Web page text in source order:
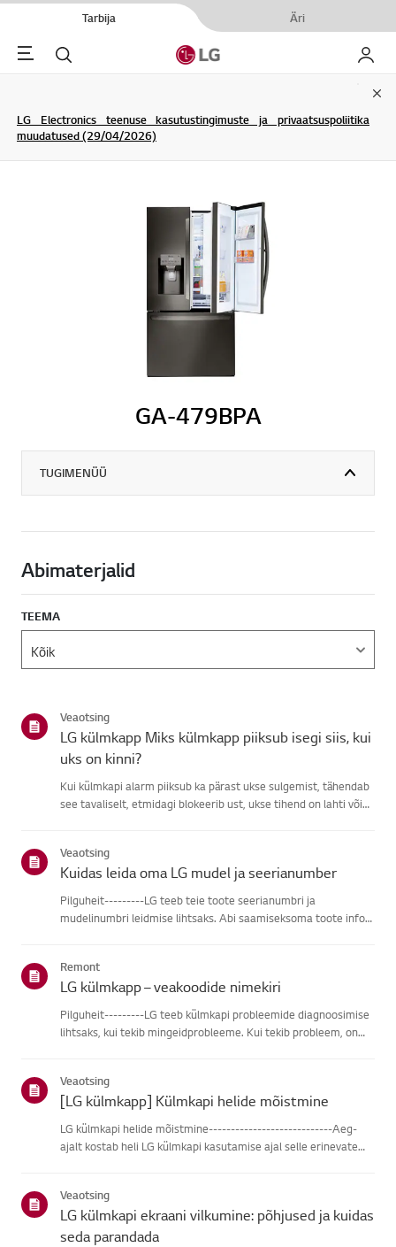
Tarbija Äri
Menu Otsi Minu
LG Electronics teenuse kasutustingimuste ja privaatsuspoliitika
muudatused (29/04/2026)
GA-479BPA
TUGIMENÜÜ
Abimaterjalid
TEEMA
Veaotsing
LG külmkapp Miks külmkapp piiksub isegi siis, kui
uks on kinni?
Kui külmkapi alarm piiksub ka pärast ukse sulgemist, tähendab
see tavaliselt, etmidagi blokeerib ust, ukse tihend on lahti või
Veaotsing
Kuidas leida oma LG mudel ja seerianumber
Pilguheit---------LG teeb teie toote seerianumbri ja
mudelinumbri leidmise lihtsaks. Abi saamiseksoma toote info
võiva...
Remont
LG külmkapp – veakoodide nimekiri
Pilguheit---------LG teeb külmkapi probleemide diagnoosimise
lihtsaks, kui tekib mingeidprobleeme. Kui tekib probleem, on
...
Veaotsing
[LG külmkapp] Külmkapi helide mõistmine
LG külmkapi helide mõistmine----------------------------Aeg-
ajalt kostab heli LG külmkapi kasutamise ajal selle erinevate
ku...
Veaotsing
LG külmkapi ekraani vilkumine: põhjused ja kuidas
seda parandada